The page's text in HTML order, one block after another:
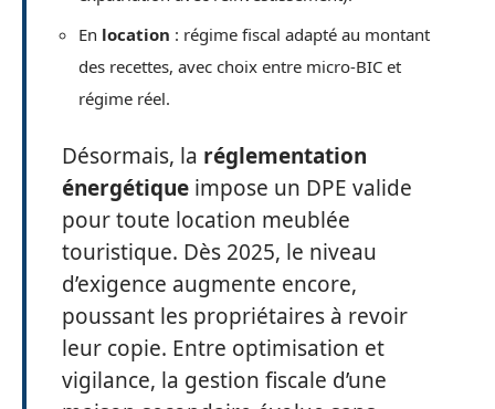
En location : régime fiscal adapté au montant
des recettes, avec choix entre micro-BIC et
régime réel.
Désormais, la réglementation
énergétique impose un DPE valide
pour toute location meublée
touristique. Dès 2025, le niveau
d’exigence augmente encore,
poussant les propriétaires à revoir
leur copie. Entre optimisation et
vigilance, la gestion fiscale d’une